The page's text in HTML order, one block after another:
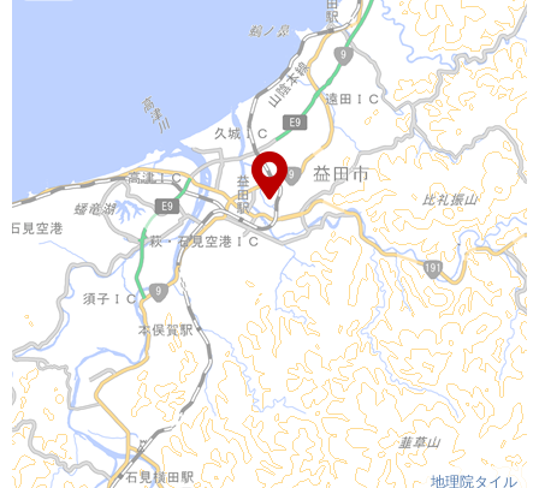
地理院タイル